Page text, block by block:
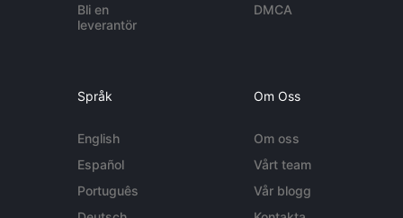
Bli en
leverantör
DMCA
Språk
English
Español
Português
Om Oss
Om oss
Vårt team
Vår blogg